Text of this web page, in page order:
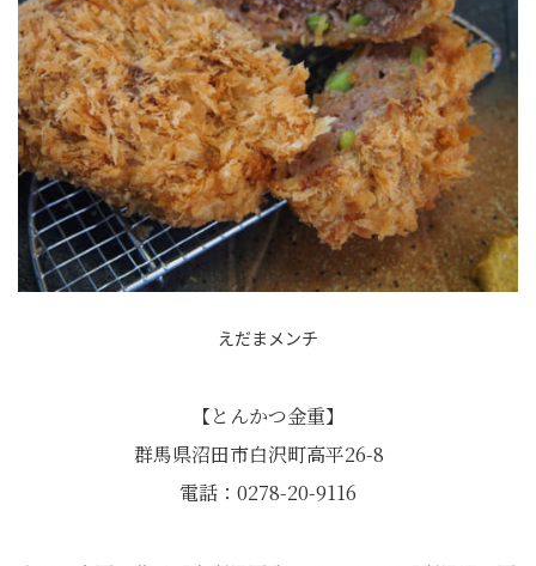
えだまメンチ
【とんかつ金重】
群馬県沼田市白沢町高平26-8
電話：0278-20-9116